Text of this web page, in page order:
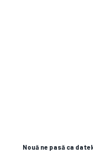
Nouă ne pasă ca